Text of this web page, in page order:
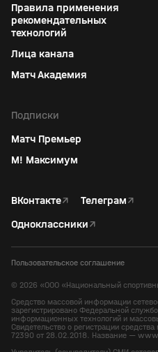
Правила применения
рекомендательных
технологий
Лица канала
Матч Академия
Подписки
Матч Премьер
М! Максимум
ВКонтакте↗ Телеграм↗
Одноклассники↗
Пользовательское соглашение
© 2026 «ООО «Национальный
Средство массовой информации
зарегистрировано Федеральной
информационных технологий и
Свидетельство о регистрации
72390 от 28.02.2018. Название —